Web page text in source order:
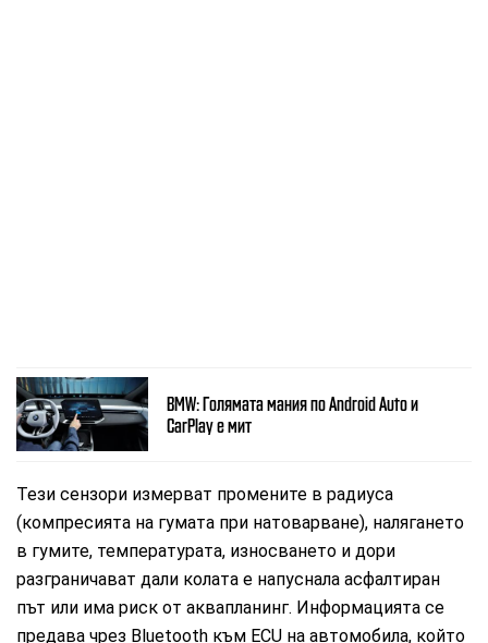
BMW: Голямата мания по Android Auto и
CarPlay е мит
Тези сензори измерват промените в радиуса
(компресията на гумата при натоварване), налягането
в гумите, температурата, износването и дори
разграничават дали колата е напуснала асфалтиран
път или има риск от аквапланинг. Информацията се
предава чрез Bluetooth към ECU на автомобила, който